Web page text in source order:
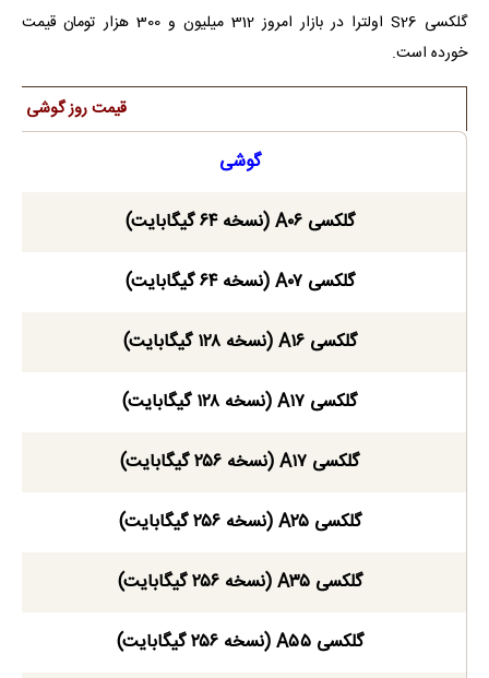
گلکسی S26 اولترا در بازار امروز 312 میلیون و 300 هزار تومان قیمت
خورده است.
قیمت روز گوشی در
گوشی
گلکسی A۰۶ (نسخه ۶۴ گیگابایت)
گلکسی A۰۷ (نسخه ۶۴ گیگابایت)
گلکسی A۱۶ (نسخه ۱۲۸ گیگابایت)
گلکسی A۱۷ (نسخه ۱۲۸ گیگابایت)
گلکسی A۱۷ (نسخه ۲۵۶ گیگابایت)
گلکسی A۲۵ (نسخه ۲۵۶ گیگابایت)
گلکسی A۳۵ (نسخه ۲۵۶ گیگابایت)
گلکسی A۵۵ (نسخه ۲۵۶ گیگابایت)